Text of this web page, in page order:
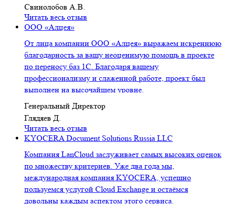
Свинолобов А.В.
Читать весь отзыв
ООО «Алцея»
От лица компании ООО «Алцея» выражаем искреннюю
благодарность за вашу неоценимую помощь в проекте
по переносу баз 1С. Благодаря вашему
профессионализму и слаженной работе, проект был
выполнен на высочайшем уровне.
Генеральный Директор
Глядяев Д.
Читать весь отзыв
KYOCERA Document Solutions Russia LLC
Компания LanCloud заслуживает самых высоких оценок
по множеству критериев. Уже два года мы,
международная компания KYOCERA, успешно
пользуемся услугой Cloud Exchange и остаёмся
довольны каждым аспектом этого сервиса.